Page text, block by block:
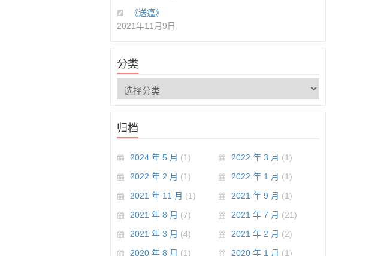
《送瘟》
2021年11月9日
分类
归档
2024 年 5 月 (1) 2022 年 3 月 (1)
2022 年 2 月 (1) 2022 年 1 月 (1)
2021 年 11 月 (1) 2021 年 9 月 (1)
2021 年 8 月 (7) 2021 年 7 月 (21)
2021 年 3 月 (4) 2021 年 2 月 (2)
2020 年 8 月 (1) 2020 年 1 月 (1)